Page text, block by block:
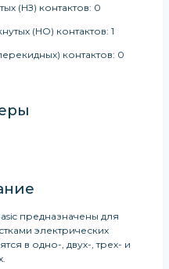
(НЗ) контактов: 0
(НО) контактов: 1
контактов: 0
предназначены для
электрических
в одно-, двух-, трех- и